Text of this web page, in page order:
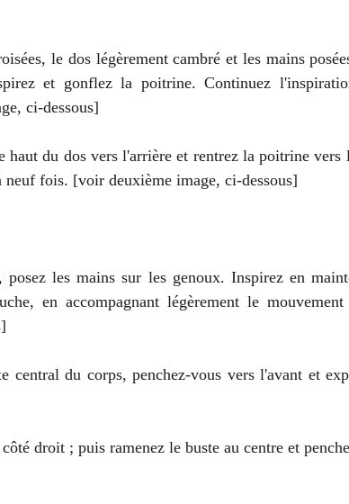
le dos légèrement cambré et les mains
et gonflez la poitrine. Continuez
ci-dessous]
haut du dos vers l'arrière et rentrez la poitrine
neuf fois. [voir deuxième image, ci-dessous]
posez les mains sur les genoux. Inspirez en
en accompagnant légèrement le
central du corps, penchez-vous vers l'avant et
droit ; puis ramenez le buste au centre et